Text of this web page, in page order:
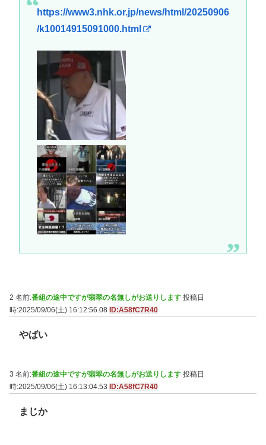
https://www3.nhk.or.jp/news/html/20250906
/k10014915091000.html
2 名前:番組の途中ですが翡翠の名無しがお送りします 投稿日
時:2025/09/06(土) 16:12:56.08 ID:A58fC7R40
やばい
3 名前:番組の途中ですが翡翠の名無しがお送りします 投稿日
時:2025/09/06(土) 16:13:04.53
ID:A58fC7R40
まじか